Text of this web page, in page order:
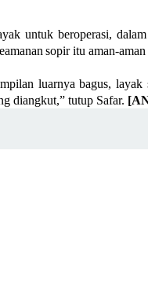
untuk beroperasi,
sopir itu aman-
luarnya bagus,
diangkut,” tutup Safar.